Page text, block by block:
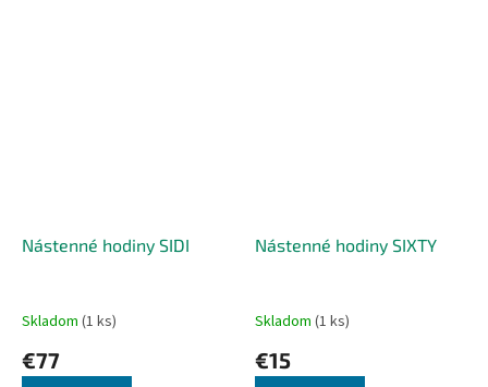
Nástenné hodiny SIDI
Skladom (1 ks)
€77
Nástenné hodiny SIXTY
Skladom (1 ks)
€15